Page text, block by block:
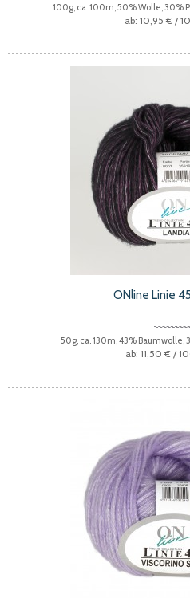
100g, ca. 100m, 50% Wolle, 30%
10,95 € /
ONline Linie
50g, ca. 130m, 43% Baumwolle,
11,50 € /